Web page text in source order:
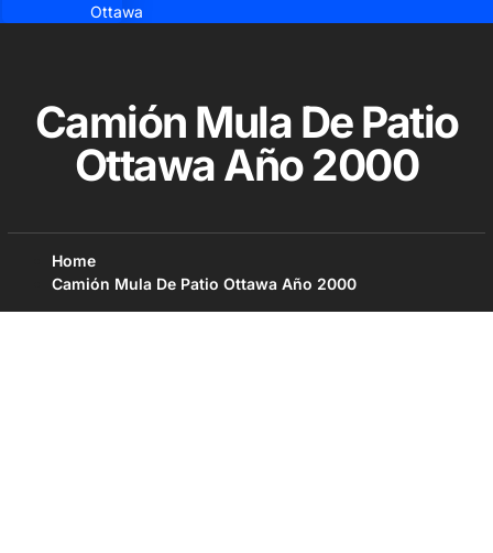
Ottawa
Camión Mula De Patio
Ottawa Año 2000
Home
Camión Mula De Patio Ottawa Año 2000